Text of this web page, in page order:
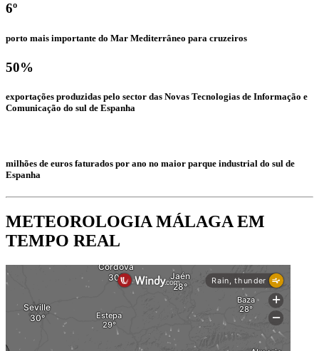
6º
porto mais importante do Mar Mediterrâneo para cruzeiros
50%
exportações produzidas pelo sector das Novas Tecnologias de Informação e
Comunicação do sul de Espanha
milhões de euros faturados por ano no maior parque industrial do sul de
Espanha
METEOROLOGIA MÁLAGA EM
TEMPO REAL